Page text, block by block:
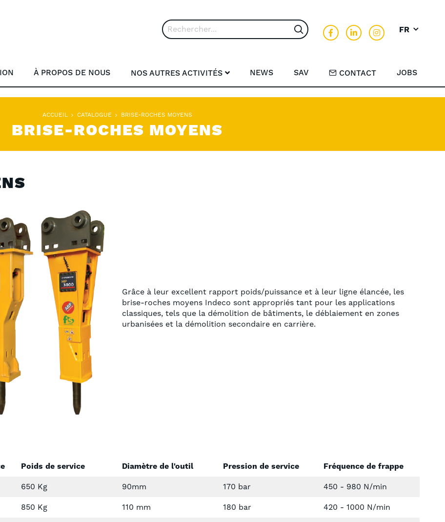
Rechercher
Rechercher FR
À PROPOS DE NOUS NOS AUTRES ACTIVITÉS NEWS SAV CONTACT JOBS
ACCUEIL CATALOGUE BRISE-ROCHES MOYENS
BRISE-ROCHES MOYENS
Grâce à leur excellent rapport poids/puissance et à leur ligne élancée, les
brise-roches moyens Indeco sont appropriés tant pour les applications
classiques, tels que la démolition de bâtiments, le déblaiement en zones
urbanisées et la démolition secondaire en carrière.
Poids de service Diamètre de l'outil Pression de service Fréquence de frappe
650 Kg 90mm 170 bar 450 - 980 N/min
850 Kg 110 mm 180 bar 420 - 1000 N/min